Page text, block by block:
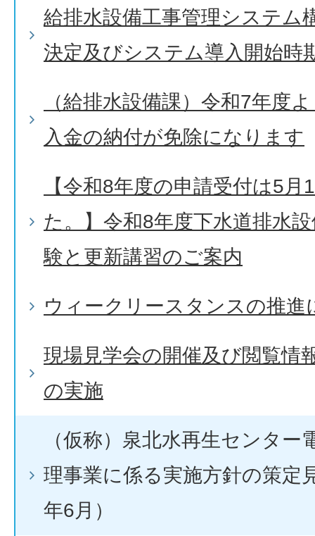
給排水設備工事管理システム
決定及びシステム導入開始時
（給排水設備課）令和7年度
入金の納付が免除になります
【令和8年度の申請受付は5
た。】令和8年度下水道排水
験と更新講習のご案内
ウィークリースタンスの推進
現場見学会の開催及び閲覧情
の実施
（仮称）泉北水再生センター
理事業に係る実施方針の策定
年6月）